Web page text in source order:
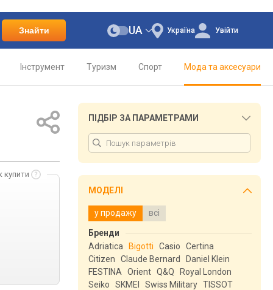
Знайти Україна
UA Увійти
Інструмент Туризм Спорт Мода та аксесуари
купити
ПІДБІР ЗА ПАРАМЕТРАМИ
МОДЕЛІ
у продажу всі
Бренди
Adriatica
Bigotti Casio
Certina
Citizen
Claude Bernard
Daniel Klein
FESTINA
Orient Q&Q
Royal London
Seiko
SKMEI Swiss Military TISSOT